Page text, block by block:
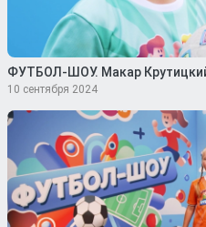
ФУТБОЛ-ШОУ. Макар
10 сентября 2024